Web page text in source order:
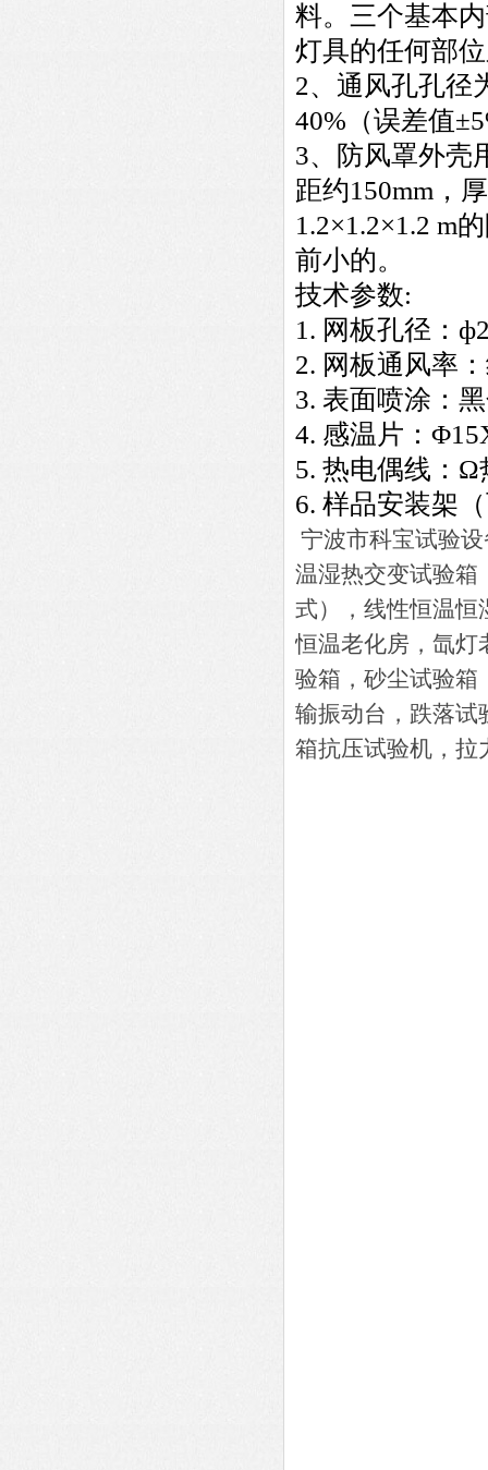
料。三个基本
灯具的任何部
2、通风孔孔径
40%（误差值
3、防风罩外壳
距约150mm，
1.2×1.2×1.2 m
前小的。
技术参数:
1. 网板孔径：
2. 网板通风率
3. 表面喷涂：
4. 感温片：
5. 热电偶线：Ω
6. 样品安装架
宁波市科宝试验
温湿热交变试验箱
式），线性恒温恒
恒温老化房，氙灯
验箱，砂尘试验箱
输振动台，跌落试
箱抗压试验机，拉